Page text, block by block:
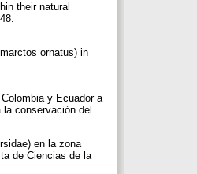
their natural
ornatus) in
y Ecuador a
conservación del
en la zona
de Ciencias de la